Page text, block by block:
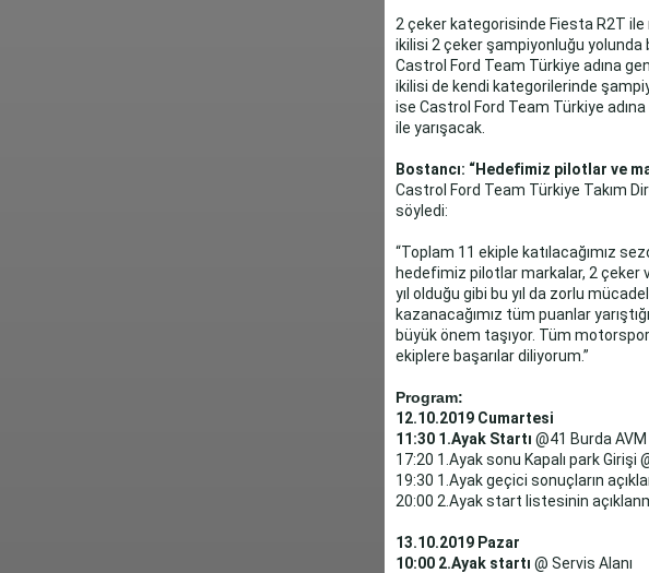
2 çeker kategorisinde Fiesta R2T
ikilisi 2 çeker şampiyonluğu yolunda
Castrol Ford Team Türkiye adına
ikilisi de kendi kategorilerinde
ise Castrol Ford Team Türkiye
ile yarışacak.
Bostancı: “Hedefimiz pilotlar ve
Castrol Ford Team Türkiye Takım
söyledi:
“Toplam 11 ekiple katılacağımız
hedefimiz pilotlar markalar, 2 çeker
yıl olduğu gibi bu yıl da zorlu
kazanacağımız tüm puanlar
büyük önem taşıyor. Tüm
ekiplere başarılar diliyorum.”
Program:
12.10.2019 Cumartesi
11:30 1.Ayak Startı @41 Burda AVM
17:20 1.Ayak sonu Kapalı park
19:30 1.Ayak geçici sonuçların
20:00 2.Ayak start listesinin
13.10.2019 Pazar
10:00 2.Ayak startı @ Servis Alanı